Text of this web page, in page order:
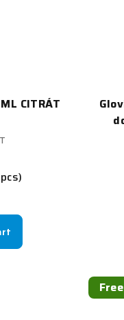
CITRÁT